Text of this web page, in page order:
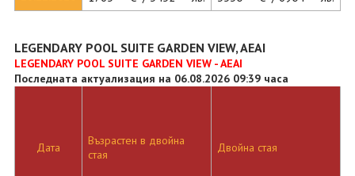
LEGENDARY POOL SUITE GARDEN VIEW, AEAI
LEGENDARY POOL SUITE GARDEN VIEW - AEAI
Последната актуализация на 06.08.2026 09:39 часа
Дата
Възрастен в двойна
стая
Двойна стая